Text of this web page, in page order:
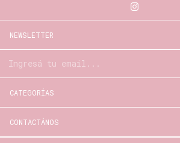
NEWSLETTER
CATEGORÍAS
CONTACTÁNOS